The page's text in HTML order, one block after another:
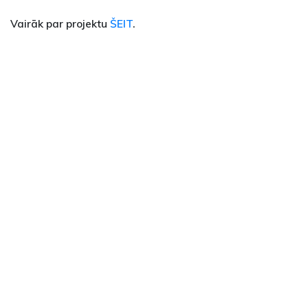
Vairāk par projektu ŠEIT.